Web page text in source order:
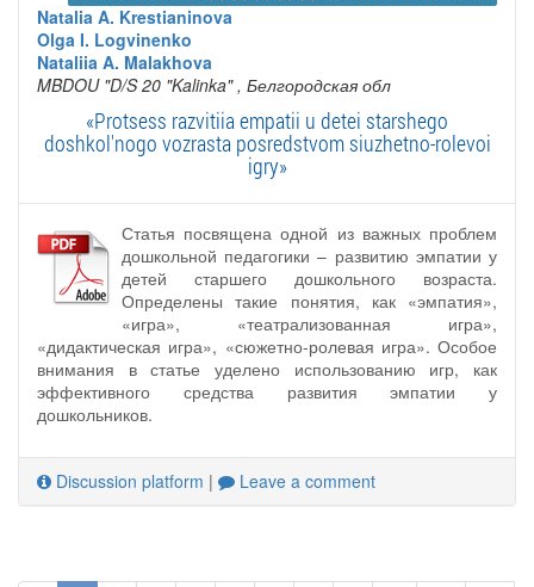
Natalia A. Krestianinova
Olga I. Logvinenko
Nataliia A. Malakhova
MBDOU "D/S 20 "Kalinka" , Белгородская обл
«Protsess razvitiia empatii u detei starshego
doshkol'nogo vozrasta posredstvom siuzhetno-rolevoi
igry»
Статья посвящена одной из важных проблем
дошкольной педагогики – развитию эмпатии у
детей старшего дошкольного возраста.
Определены такие понятия, как «эмпатия»,
«игра», «театрализованная игра»,
«дидактическая игра», «сюжетно-ролевая игра». Особое
внимания в статье уделено использованию игр, как
эффективного средства развития эмпатии у
дошкольников.
Discussion platform | Leave a comment